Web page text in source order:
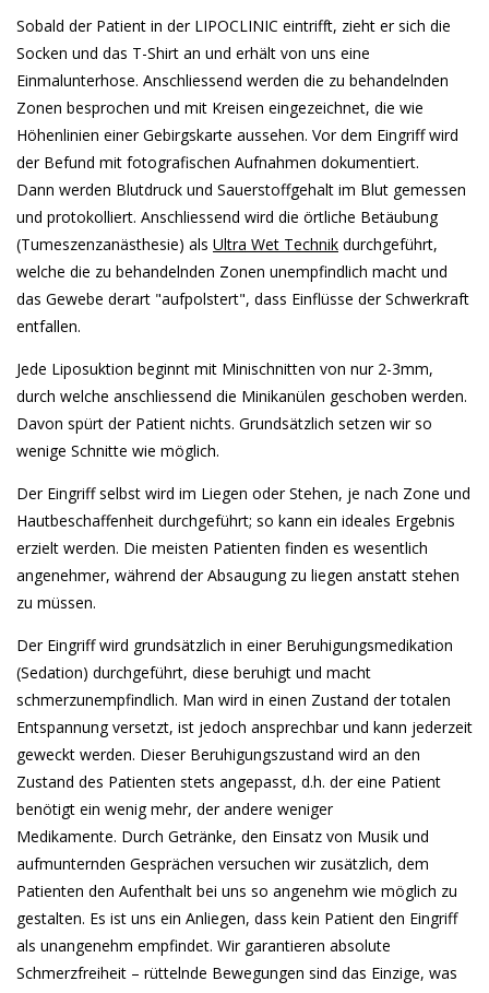
Sobald der Patient in der LIPOCLINIC eintrifft, zieht er sich die
Socken und das T-Shirt an und erhält von uns eine
Einmalunterhose. Anschliessend werden die zu behandelnden
Zonen besprochen und mit Kreisen eingezeichnet, die wie
Höhenlinien einer Gebirgskarte aussehen. Vor dem Eingriff wird
der Befund mit fotografischen Aufnahmen dokumentiert.
Dann werden Blutdruck und Sauerstoffgehalt im Blut gemessen
und protokolliert. Anschliessend wird die örtliche Betäubung
(Tumeszenzanästhesie) als Ultra Wet Technik durchgeführt,
welche die zu behandelnden Zonen unempfindlich macht und
das Gewebe derart "aufpolstert", dass Einflüsse der Schwerkraft
entfallen.
Jede Liposuktion beginnt mit Minischnitten von nur 2-3mm,
durch welche anschliessend die Minikanülen geschoben werden.
Davon spürt der Patient nichts. Grundsätzlich setzen wir so
wenige Schnitte wie möglich.
Der Eingriff selbst wird im Liegen oder Stehen, je nach Zone und
Hautbeschaffenheit durchgeführt; so kann ein ideales Ergebnis
erzielt werden. Die meisten Patienten finden es wesentlich
angenehmer, während der Absaugung zu liegen anstatt stehen
zu müssen.
Der Eingriff wird grundsätzlich in einer Beruhigungsmedikation
(Sedation) durchgeführt, diese beruhigt und macht
schmerzunempfindlich. Man wird in einen Zustand der totalen
Entspannung versetzt, ist jedoch ansprechbar und kann jederzeit
geweckt werden. Dieser Beruhigungszustand wird an den
Zustand des Patienten stets angepasst, d.h. der eine Patient
benötigt ein wenig mehr, der andere weniger
Medikamente. Durch Getränke, den Einsatz von Musik und
aufmunternden Gesprächen versuchen wir zusätzlich, dem
Patienten den Aufenthalt bei uns so angenehm wie möglich zu
gestalten. Es ist uns ein Anliegen, dass kein Patient den Eingriff
als unangenehm empfindet. Wir garantieren absolute
Schmerzfreiheit – rüttelnde Bewegungen sind das Einzige, was